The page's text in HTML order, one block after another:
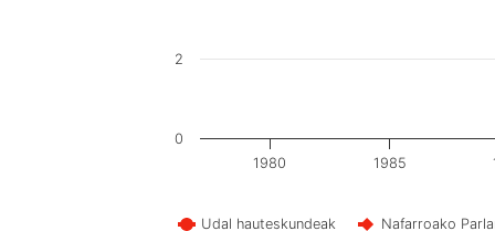
Udal hauteskundeak Nafarroako
1980 1985
0
2